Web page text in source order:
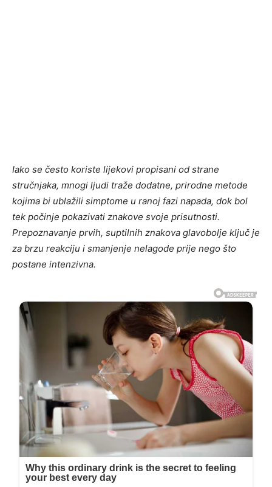
Iako se često koriste lijekovi propisani od strane
stručnjaka, mnogi ljudi traže dodatne, prirodne metode
kojima bi ublažili simptome u ranoj fazi napada, dok bol
tek počinje pokazivati znakove svoje prisutnosti.
Prepoznavanje prvih, suptilnih znakova glavobolje ključ je
za brzu reakciju i smanjenje nelagode prije nego što
postane intenzivna.